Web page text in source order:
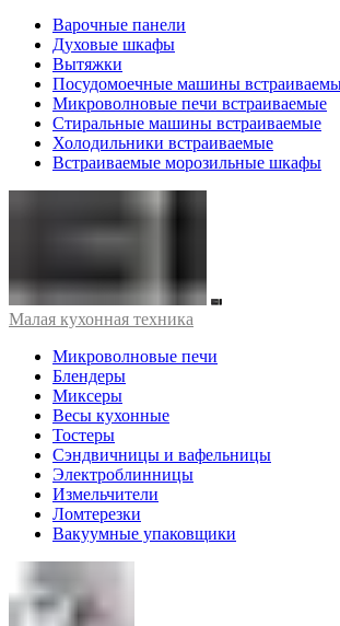
Варочные панели
Духовые шкафы
Вытяжки
Посудомоечные машины
Микроволновые печи встраиваемые
Стиральные машины встраиваемые
Холодильники встраиваемые
Встраиваемые морозильные шкафы
Малая кухонная техника
Микроволновые печи
Блендеры
Миксеры
Весы кухонные
Тостеры
Сэндвичницы и вафельницы
Электроблинницы
Измельчители
Ломтерезки
Вакуумные упаковщики